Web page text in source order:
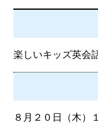
楽しいキッズ英会
８月２０日（木）